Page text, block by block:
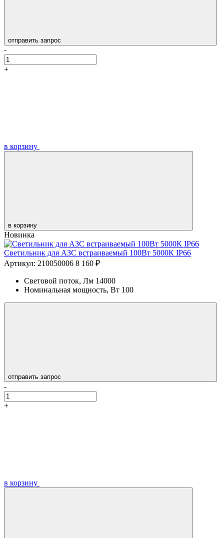
отправить запрос
-
+
в корзину
в корзину
Новинка
Светильник для АЗС встраиваемый 100Вт 5000К IP66
Артикул: 210050006 8 160 ₽
Световой поток, Лм 14000
Номинальная мощность, Вт 100
отправить запрос
-
+
в корзину